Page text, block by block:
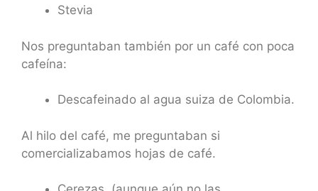
Stevia
Nos preguntaban también por un café con poca
cafeína:
Descafeinado al agua suiza de Colombia.
Al hilo del café, me preguntaban si
comercializabamos hojas de café.